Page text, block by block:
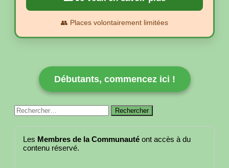
👥 Places volontairement limitées
Débutants, commencez ici !
Rechercher :
Les Membres de la Communauté ont accès à du
contenu réservé.